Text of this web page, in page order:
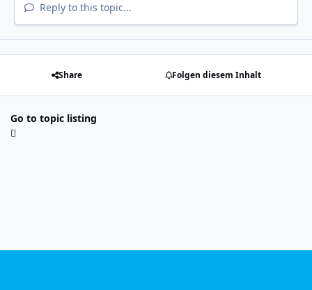
Reply to this topic...
Share Folgen diesem Inhalt
Go to topic listing